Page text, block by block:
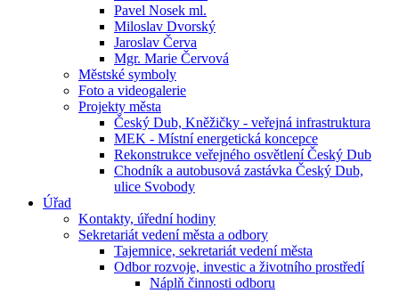
Pavel Nosek ml.
Miloslav Dvorský
Jaroslav Červa
Mgr. Marie Červová
Městské symboly
Foto a videogalerie
Projekty města
Český Dub, Kněžičky - veřejná infrastruktura
MEK - Místní energetická koncepce
Rekonstrukce veřejného osvětlení Český Dub
Chodník a autobusová zastávka Český Dub,
ulice Svobody
Úřad
Kontakty, úřední hodiny
Sekretariát vedení města a odbory
Tajemnice, sekretariát vedení města
Odbor rozvoje, investic a životního prostředí
Náplň činnosti odboru